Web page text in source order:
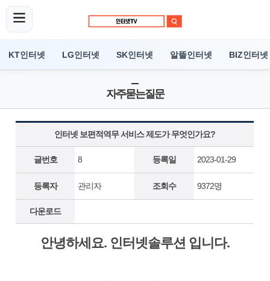
KT인터넷 LG인터넷 SK인터넷 알뜰인터넷 BIZ인터넷
자주묻는질문
인터넷 보편적역무 서비스 제도가 무엇인가요?
글번호 8 등록일 2023-01-29
등록자 관리자 조회수 9372명
다운로드
안녕하세요. 인터넷솔루션 입니다.